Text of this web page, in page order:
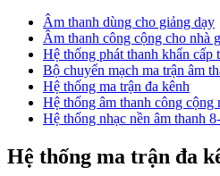
Âm thanh dùng cho giảng dạy
Âm thanh công cộng cho nhà
Hệ thống phát thanh khẩn cấp
Bộ chuyển mạch ma trận âm
Hệ thống ma trận đa kênh
Hệ thống âm thanh công cộng
Hệ thống nhạc nền âm thanh
Hệ thống ma trận đa